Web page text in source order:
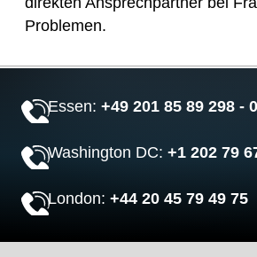
Problemen.
Essen:+49 201 85 89 298 - 0
Washington DC:+1 202 79
London:+44 20 45 79 49 75